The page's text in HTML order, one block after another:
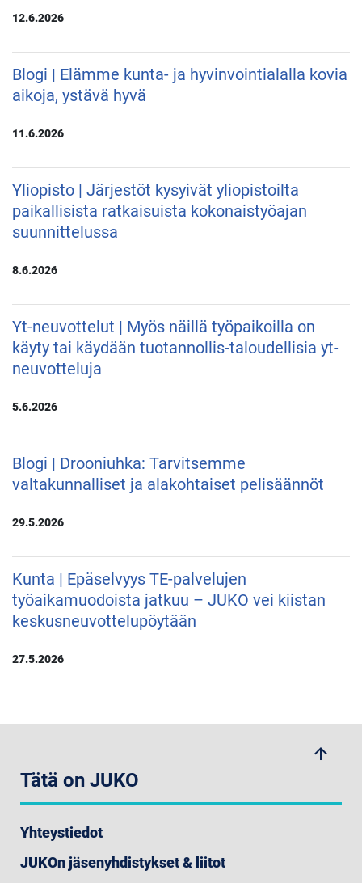
12.6.2026
Blogi | Elämme kunta- ja hyvinvointialalla kovia
aikoja, ystävä hyvä
11.6.2026
Yliopisto | Järjestöt kysyivät yliopistoilta
paikallisista ratkaisuista kokonaistyöajan
suunnittelussa
8.6.2026
Yt-neuvottelut | Myös näillä työpaikoilla on
käyty tai käydään tuotannollis-taloudellisia yt-
neuvotteluja
5.6.2026
Blogi | Drooniuhka: Tarvitsemme
valtakunnalliset ja alakohtaiset pelisäännöt
29.5.2026
Kunta | Epäselvyys TE-palvelujen
työaikamuodoista jatkuu – JUKO vei kiistan
keskusneuvottelupöytään
27.5.2026
arrow_upwards
Tätä on JUKO
Yhteystiedot
JUKOn jäsenyhdistykset & liitot